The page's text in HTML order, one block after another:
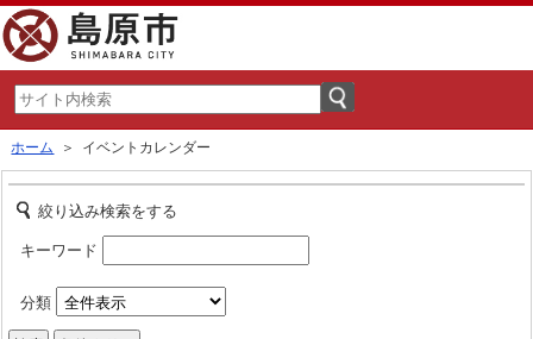
ホーム ＞ イベントカレンダー
絞り込み検索をする
キーワード
分類